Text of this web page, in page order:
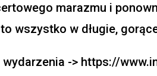
marazmu i
wszystko w długie,
-> https://